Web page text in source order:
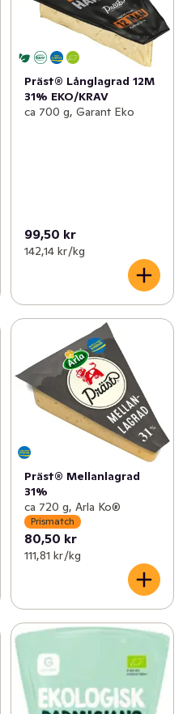
Präst® Långlagrad 12M
31% EKO/KRAV
ca 700 g, Garant Eko
99,50 kr
142,14 kr /kg
Präst® Mellanlagrad
31%
ca 720 g, Arla Ko®
Prismatch
80,50 kr
111,81 kr /kg